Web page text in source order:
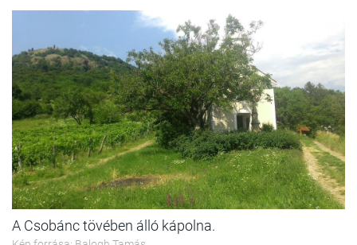
A Csobánc tövében álló kápolna.